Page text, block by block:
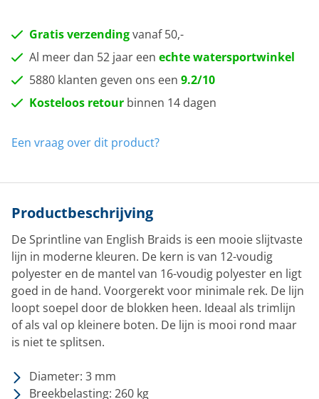
Gratis verzendingvanaf 50,-
Al meer dan 52 jaar een echte watersportwinkel
5880 klanten geven ons een 9.2/10
Kosteloos retour binnen 14 dagen
Een vraag over dit product?
Productbeschrijving
De Sprintline van English Braids is een mooie slijtvaste
lijn in moderne kleuren. De kern is van 12-voudig
polyester en de mantel van 16-voudig polyester en ligt
goed in de hand. Voorgerekt voor minimale rek. De lijn
loopt soepel door de blokken heen. Ideaal als trimlijn
of als val op kleinere boten. De lijn is mooi rond maar
is niet te splitsen.
Diameter: 3 mm
Breekbelasting: 260 kg